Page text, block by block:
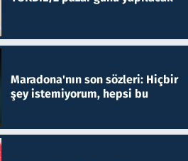
Maradona'nın son sözleri: Hiçbir
şey istemiyorum, hepsi bu